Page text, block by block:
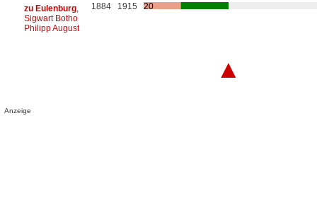
zu Eulenburg,
Sigwart Botho
Philipp August
1884 1915 20
▲
Anzeige